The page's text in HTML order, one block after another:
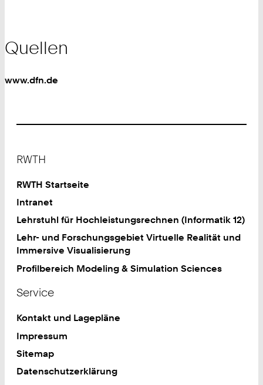
Quellen
www.dfn.de
RWTH
RWTH Startseite
Intranet
Lehrstuhl für Hochleistungsrechnen (Informatik 12)
Lehr- und Forschungsgebiet Virtuelle Realität und
Immersive Visualisierung
Profilbereich Modeling & Simulation Sciences
Service
Kontakt und Lagepläne
Impressum
Sitemap
Datenschutzerklärung